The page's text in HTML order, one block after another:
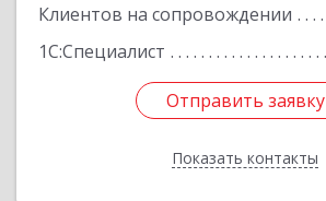
Клиентов на сопровождении
1С:Специалист
Отправить заявку
Показать контакты
Отправить заявку
Назад